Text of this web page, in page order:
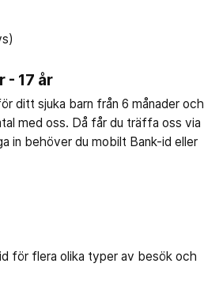
- 17 år
ditt sjuka barn från 6 månader och
med oss. Då får du träffa oss via
in behöver du mobilt Bank-id eller
för flera olika typer av besök och